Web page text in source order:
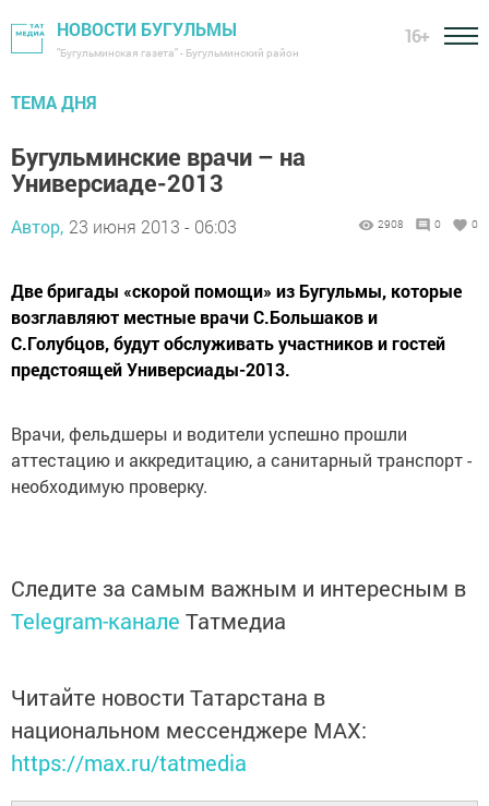
НОВОСТИ БУГУЛЬМЫ
"Бугульминская газета" - Бугульминский район
16+
ТЕМА ДНЯ
Бугульминские врачи – на
Универсиаде-2013
Автор, 23 июня 2013 - 06:03 2908 0 0
Две бригады «скорой помощи» из Бугульмы, которые
возглавляют местные врачи С.Большаков и
С.Голубцов, будут обслуживать участников и гостей
предстоящей Универсиады-2013.
Врачи, фельдшеры и водители успешно прошли
аттестацию и аккредитацию, а санитарный транспорт -
необходимую проверку.
Следите за самым важным и интересным в
Telegram-канале Татмедиа
Читайте новости Татарстана в
национальном мессенджере MАХ:
https://max.ru/tatmedia